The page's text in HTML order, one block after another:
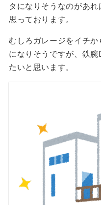
タになりそうなのがあ
思っております。
むしろガレージをイチ
になりそうですが、鉄
たいと思います。